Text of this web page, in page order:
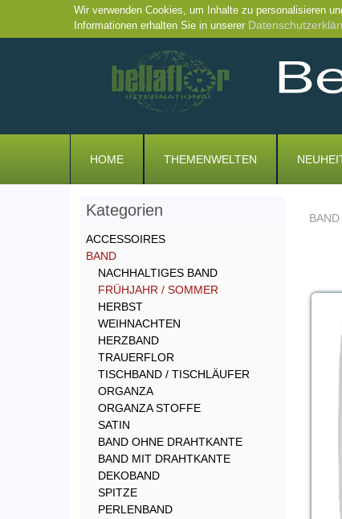
Wir verwenden Cookies, um Inhalte zu personalisieren
Informationen erhalten Sie in unserer
HOME THEMENWELTEN
BAND
Kategorien
ACCESSOIRES
BAND
NACHHALTIGES BAND
FRÜHJAHR / SOMMER
HERBST
WEIHNACHTEN
HERZBAND
TRAUERFLOR
TISCHBAND / TISCHLÄUFER
ORGANZA
ORGANZA STOFFE
SATIN
BAND OHNE DRAHTKANTE
BAND MIT DRAHTKANTE
DEKOBAND
SPITZE
PERLENBAND